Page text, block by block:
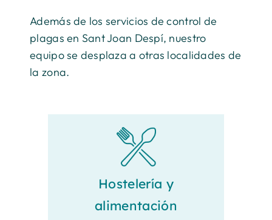
Además de los servicios de control de
plagas en Sant Joan Despí, nuestro
equipo se desplaza a otras localidades de
la zona.
Hostelería y
alimentación